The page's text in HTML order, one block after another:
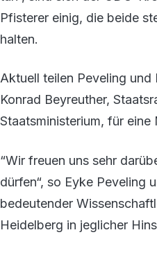
Pfisterer einig, die beide
halten.
Aktuell teilen Peveling
Konrad Beyreuther,
Staatsministerium, für
“Wir freuen uns sehr
dürfen“, so Eyke Peveling
bedeutender
Heidelberg in jeglicher